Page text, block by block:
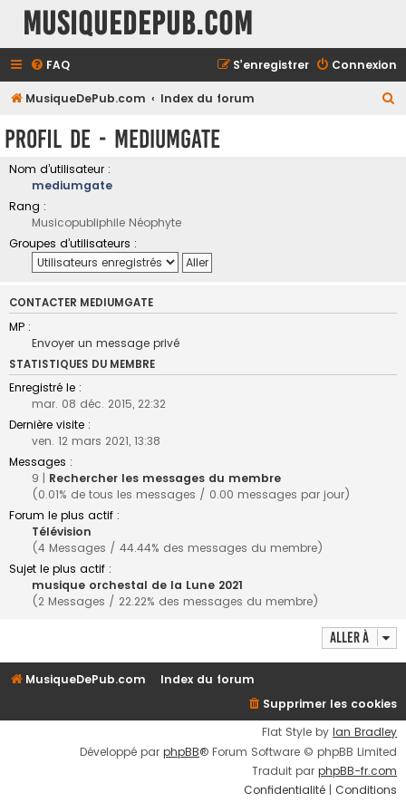
MusiqueDePub.com
FAQ Connexion
S’enregistrer
MusiqueDePub.com Index du forum
r
Profil de - mediumgate
Nom d’utilisateur :
mediumgate
Rang :
Musicopubliphile Néophyte
Groupes d’utilisateurs :
CONTACTER MEDIUMGATE
MP :
Envoyer un message privé
STATISTIQUES DU MEMBRE
Enregistré le :
mar. 08 déc. 2015, 22:32
Dernière visite :
ven. 12 mars 2021, 13:38
Messages :
9 | Rechercher les messages du membre
(0.01% de tous les messages / 0.00 messages par jour)
Forum le plus actif :
Télévision
(4 Messages / 44.44% des messages du membre)
Sujet le plus actif :
musique orchestal de la Lune 2021
(2 Messages / 22.22% des messages du membre)
Aller à
MusiqueDePub.com
Index du forum
Supprimer les cookies
Flat Style by Ian Bradley
Développé par phpBB® Forum Software © phpBB Limited
Traduit par phpBB-fr.com
Confidentialité | Conditions